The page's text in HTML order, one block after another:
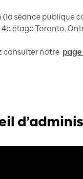
(la séance publique
étage Toronto,
consulter notre